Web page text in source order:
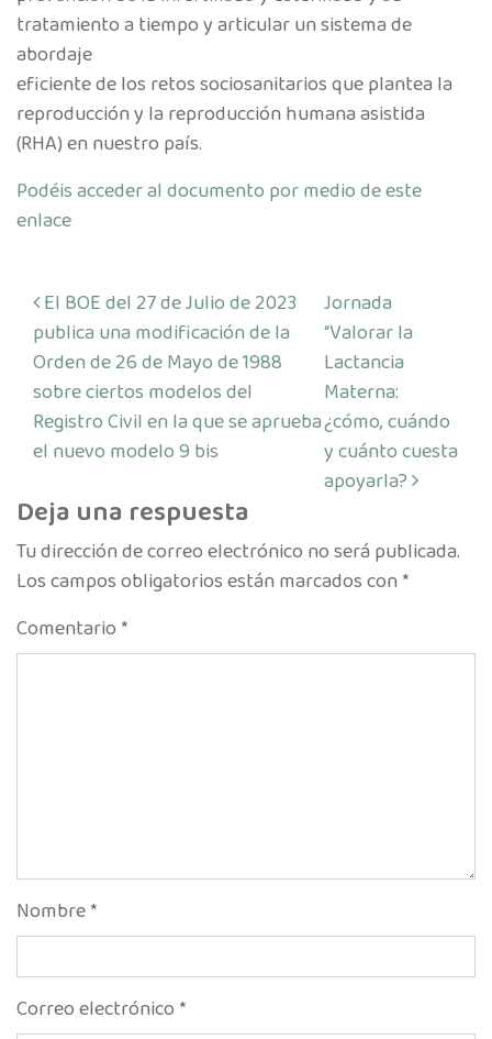
tratamiento a tiempo y articular un sistema de
abordaje
eficiente de los retos sociosanitarios que plantea la
reproducción y la reproducción humana asistida
(RHA) en nuestro país.
Podéis acceder al documento por medio de este
enlace
Navegación de entradas
El BOE del 27 de Julio de 2023
publica una modificación de la
Orden de 26 de Mayo de 1988
sobre ciertos modelos del
Registro Civil en la que se aprueba
el nuevo modelo 9 bis
Jornada
“Valorar la
Lactancia
Materna:
¿cómo, cuándo
y cuánto cuesta
apoyarla?
Deja una respuesta
Tu dirección de correo electrónico no será publicada.
Los campos obligatorios están marcados con*
Comentario*
Nombre*
Correo electrónico*